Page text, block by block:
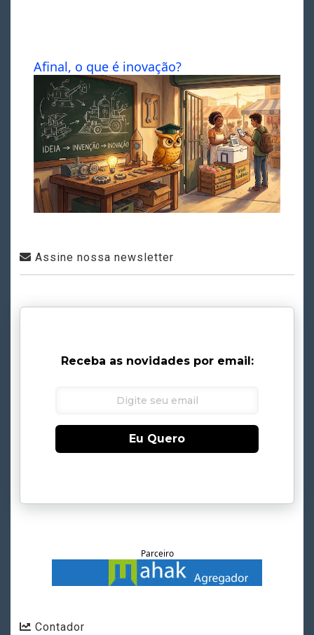
Afinal, o que é inovação?
Assine nossa newsletter
Receba as novidades por email:
Eu Quero
Parceiro
Contador